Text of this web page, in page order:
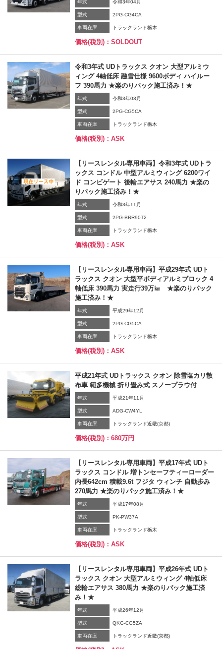
年式 令和3年04月
型式 2PG-CG4CA
車両在庫 トラックランド栃木
価格(税別)：SOLDOUT
令和3年式 UDトラックス クオン 大型アルミウ
ィング 4軸低床 融雪仕様 9600ボディ ハイルー
フ 390馬力 ★楽のりパック施工済み！★
年式 令和3年03月
型式 2PG-CG5CA
車両在庫 トラックランド栃木
価格(税別)：ASK
【リースレンタル専用車両】令和3年式 UDトラ
ックス コンドル 中型アルミウィング 6200ワイ
ド コンビゲート 後輪エアサス 240馬力 ★楽の
りパック施工済み！★
年式 令和3年11月
型式 2PG-BRR90T2
車両在庫 トラックランド栃木
価格(税別)：ASK
【リースレンタル専用車両】平成29年式 UDト
ラックス クオン 大型平ボディアルミブロック 4
軸低床 390馬力 実走行39万㎞ ★楽のりパック
施工済み！★
年式 平成29年12月
型式 2PG-CG5CA
車両在庫 トラックランド栃木
価格(税別)：ASK
平成21年式 UDトラックス クオン 除雪塩カリ散
布車 範多機械 折り畳み式 スノープラウ付
年式 平成21年11月
型式 ADG-CW4YL
車両在庫 トラックランド近畿(京都)
価格(税別)：680万円
【リースレンタル専用車両】平成17年式 UDト
ラックス コンドル 増トンセーフティーローダー
内長642cm 積載9.6t フジタ ウィンチ 自動歩み
270馬力 ★楽のりパック施工済み！★
年式 平成17年08月
型式 PK-PW37A
車両在庫 トラックランド栃木
価格(税別)：ASK
【リースレンタル専用車両】平成26年式 UDト
ラックス クオン 大型アルミウィング 4軸低床
総輪エアサス 380馬力 ★楽のりパック施工済
み！★
年式 平成26年12月
型式 QKG-CG5ZA
車両在庫 トラックランド近畿(京都)